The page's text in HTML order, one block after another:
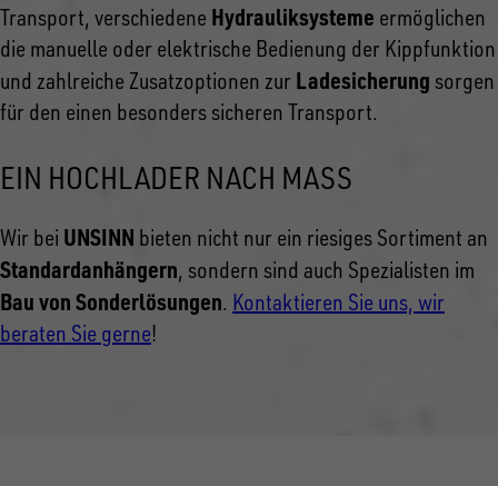
Transport, verschiedene Hydrauliksysteme ermöglichen
die manuelle oder elektrische Bedienung der Kippfunktion
und zahlreiche Zusatzoptionen zur Ladesicherung sorgen
für den einen besonders sicheren Transport.
EIN HOCHLADER NACH MASS
Wir bei UNSINN bieten nicht nur ein riesiges Sortiment an
Standardanhängern, sondern sind auch Spezialisten im
Bau von Sonderlösungen. Kontaktieren Sie uns, wir
beraten Sie gerne!